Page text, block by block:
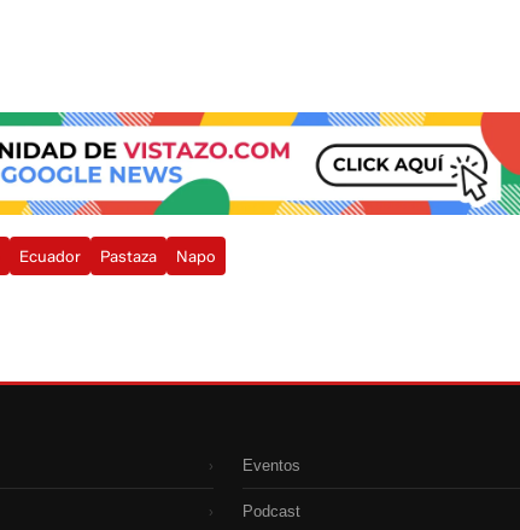
Ecuador Pastaza Napo
›
›
Eventos
Podcast